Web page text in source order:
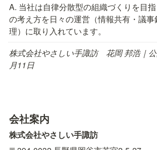
A. 当社は自律分散型の組織づくりを目
の考え方を日々の運営（情報共有・議
理）に取り入れています。
株式会社やさしい手諏訪　花岡 邦浩｜
月11日
会社案内
株式会社やさしい手諏訪